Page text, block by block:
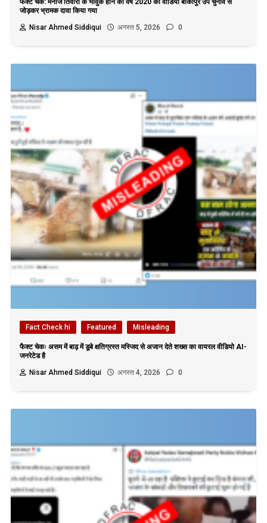
फैक्ट चेक: मनोज तिवारी के भावुक होने का वर्ष 2020 का वीडियो बांकीपुर उप चुनाव से
जोड़कर भ्रामक दावा किया गया
Nisar Ahmed Siddiqui
अगस्त 5, 2026 0
Fact Check hi Featured Misleading
फैक्ट चेकः असम में बाढ़ में डूबे क्षतिग्रस्त मस्जिद से अजान देते शख्स का वायरल वीडियो AI-
जनरेटेड है
Nisar Ahmed Siddiqui
अगस्त 4, 2026 0